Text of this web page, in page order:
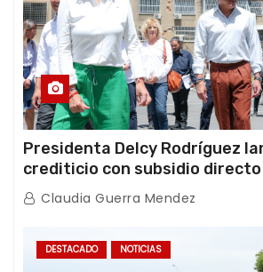
Presidenta Delcy Rodríguez
crediticio con subsidio
con Juntas de Condominio
Claudia Guerra Mendez
DESTACADO NOTICIAS